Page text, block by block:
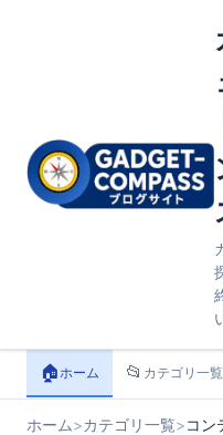
🏠ホーム 📂 カテゴリ一覧
ホーム>カテゴリ一覧>コン